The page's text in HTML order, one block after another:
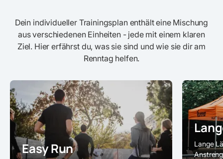
Dein individueller Trainingsplan enthält eine Mischung
aus verschiedenen Einheiten - jede mit einem klaren
Ziel. Hier erfährst du, was sie sind und wie sie dir am
Renntag helfen.
Easy Run
Lange